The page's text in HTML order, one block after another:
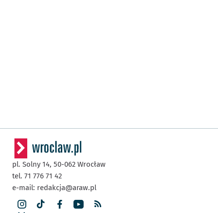
pl. Solny 14, 50-062 Wrocław
tel. 71 776 71 42
e-mail: redakcja@araw.pl